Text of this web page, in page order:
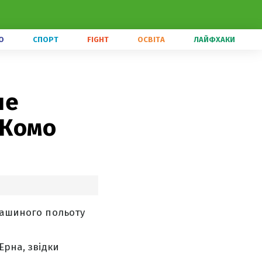
СПОРТ FIGHT ОСВІТА ЛАЙФХАКИ
польоту
звідки